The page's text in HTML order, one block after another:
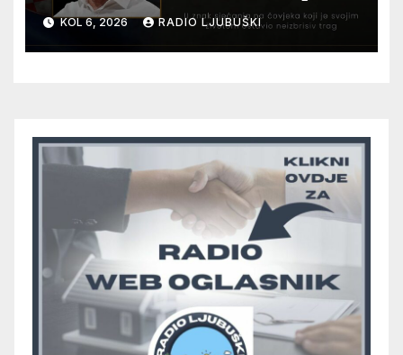
12. kolovoza u Otoku
KOL 6, 2026 RADIO LJUBUŠKI